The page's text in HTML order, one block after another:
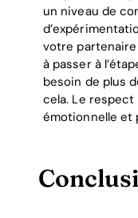
un niveau de
votre
à passer à
besoin de plus
cela. Le
émotionnelle et